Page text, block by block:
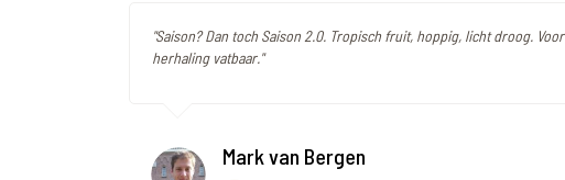
"Saison? Dan toch Saison 2.0. Tropisch fruit, hoppig, licht droog. Voor
herhaling vatbaar."
Mark van Bergen